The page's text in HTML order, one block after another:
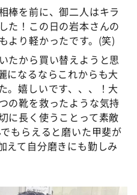
棒を前に、御二人はキラ
た！この日の岩本さんの
より軽かったです。(笑)
たから買い替えようと思
になるならこれからも大
。嬉しいです、、、！大
の靴を救ったような気持
に長く使うことって素敵
もらえると磨いた甲斐が
えて自分磨きにも勤しみ